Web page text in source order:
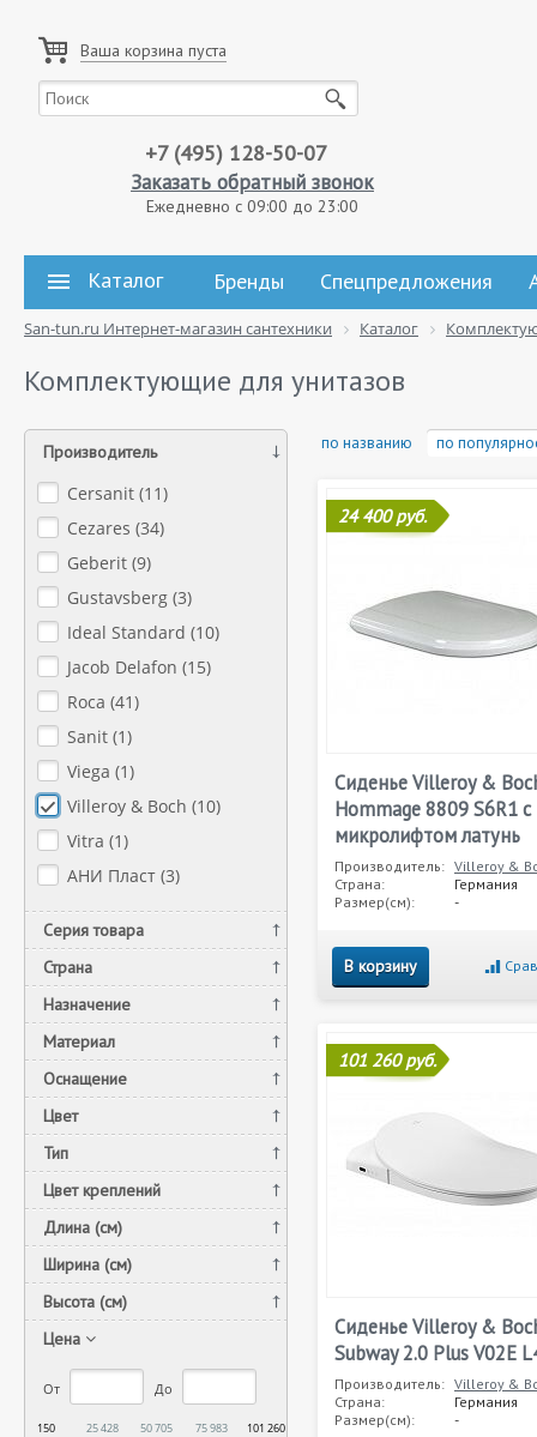
Ваша корзина пуста
+7 (495) 128-50-07
Заказать обратный звонок
Ежедневно с 09:00 до 23:00
Каталог Бренды Спецпредложения
San-tun.ru Интернет-магазин сантехники Каталог
Комплектующие для унитазов
Производитель
Cersanit (11)
Cezares (34)
Geberit (9)
Gustavsberg (3)
Ideal Standard (10)
Jacob Delafon (15)
Roca (41)
Sanit (1)
Viega (1)
Villeroy & Boch (10)
Vitra (1)
АНИ Пласт (3)
Серия товара
Страна
Назначение
Материал
Оснащение
Цвет
Тип
Цвет креплений
Длина (см)
Ширина (см)
Высота (см)
Цена
От До
150 25 428 50 705 75 983 101 260
по названию по
24 400 руб.
Сиденье Villeroy &
Hommage 8809 S6R1 с
микролифтом латунь
Производитель: Villeroy &
Страна:
Германия
Размер(см):
-
В корзину
101 260 руб.
Сиденье Villeroy &
Subway 2.0 Plus V02E
Производитель: Villeroy &
Страна:
Германия
Размер(см):
-